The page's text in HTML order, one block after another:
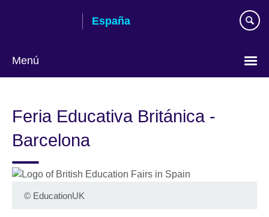
España
Menú
Feria Educativa Británica -
Barcelona
© EducationUK